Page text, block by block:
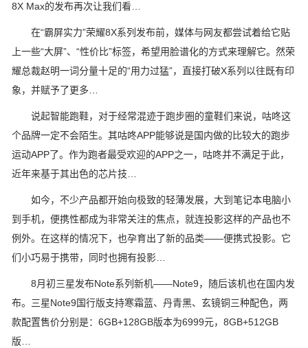
8X Max的发布再次让我们看…
在“霸屏实力”荣耀8X系列发布前，媒体与网友都尝试着给它贴
上一些“大屏”、“性价比”标签，希望用脸谱化的方式来理解它。然荣
耀总裁赵明一词分量十足的“用力过猛”，直接打破X系列以往既有印
象，并赋予了更多…
说起智能跑鞋，对于经常混迹于跑步圈的童鞋们来说，咕咚这
个品牌一定不会陌生。其咕咚APP能够说是国内做的比较大的跑步
运动APP了。作为跑者最受欢迎的APP之一，咕咚并不满足于此，
近年来基于其出色的芯片技…
如今，不少产品都开始向极致的轻薄发展，大到笔记本电脑小
到手机，便携性都成为非常关注的焦点，就连投影这样的产品也不
例外。在这样的情况下，也孕育出了新的品类——便携式投影。它
们小巧易于携带，同时也拥有投影…
8月初三星发布Note系列新机——Note9，随后该机也在国内发
布。三星Note9国行版支持寒霜蓝、丹青黑、玄镜铜三种配色，两
款配置售价分别是：6GB+128GB版本为6999元，8GB+512GB
版…